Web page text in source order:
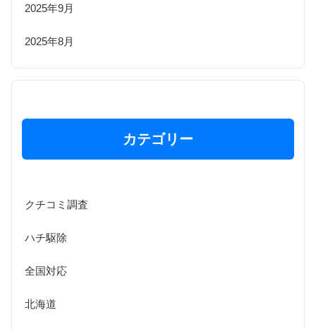
2025年9月
2025年8月
カテゴリー
クチコミ調査
ハチ駆除
全国対応
北海道